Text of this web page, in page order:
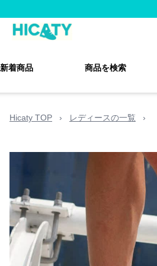
新着商品 商品を検索
Hicaty TOP › レディースの一覧 ›